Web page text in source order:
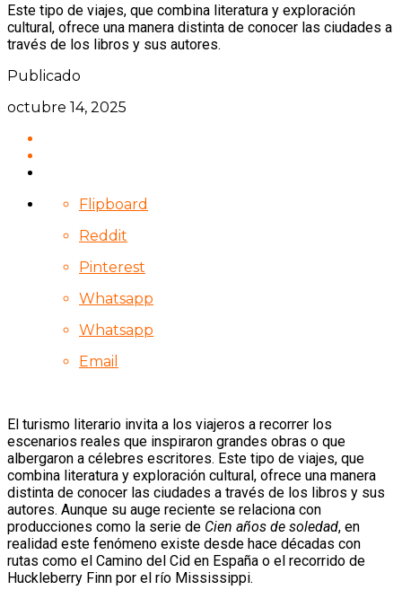
Este tipo de viajes, que combina literatura y exploración
cultural, ofrece una manera distinta de conocer las ciudades a
través de los libros y sus autores.
Publicado
octubre 14, 2025
Flipboard
Reddit
Pinterest
Whatsapp
Whatsapp
Email
El turismo literario invita a los viajeros a recorrer los
escenarios reales que inspiraron grandes obras o que
albergaron a célebres escritores. Este tipo de viajes, que
combina literatura y exploración cultural, ofrece una manera
distinta de conocer las ciudades a través de los libros y sus
autores. Aunque su auge reciente se relaciona con
producciones como la serie de Cien años de soledad, en
realidad este fenómeno existe desde hace décadas con
rutas como el Camino del Cid en España o el recorrido de
Huckleberry Finn por el río Mississippi.